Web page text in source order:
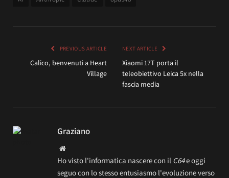
PREVIOUS ARTICLE
Calico, benvenuti a Heart
Village
NEXT ARTICLE
Xiaomi 17T porta il
teleobiettivo Leica 5x nella
fascia media
Graziano
Website
Ho visto l'informatica nascere con il C64e oggi
seguo con lo stesso entusiasmo l'evoluzione verso